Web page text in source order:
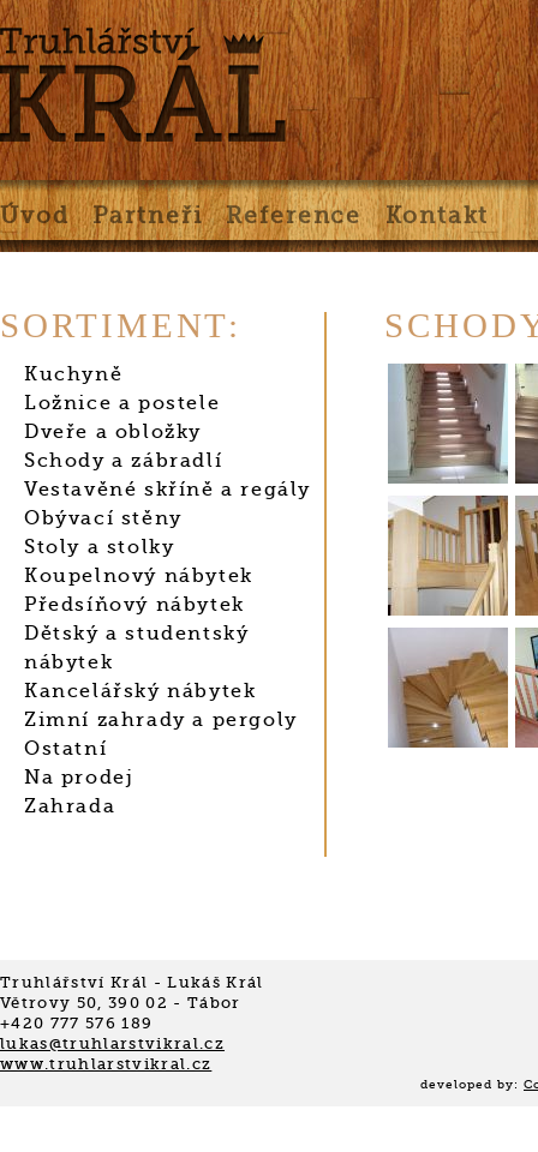
Úvod Partneři Reference Kontakt
SORTIMENT:
Kuchyně
Ložnice a postele
Dveře a obložky
Schody a zábradlí
Vestavěné skříně a regály
Obývací stěny
Stoly a stolky
Koupelnový nábytek
Předsíňový nábytek
Dětský a studentský
nábytek
Kancelářský nábytek
Zimní zahrady a pergoly
Ostatní
Na prodej
Zahrada
Truhlářství Král - Lukáš Král
Větrovy 50, 390 02 - Tábor
+420 777 576 189
lukas@truhlarstvikral.cz
www.truhlarstvikral.cz
developed by: